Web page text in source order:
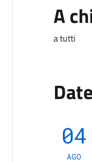
A
a tutti
04
AGO